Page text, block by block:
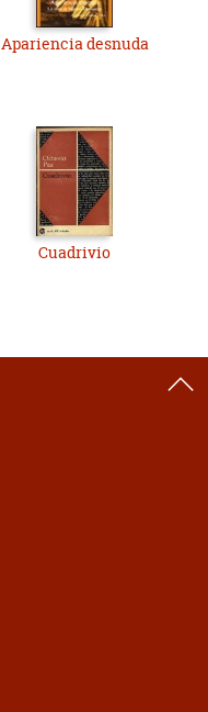
Apariencia desnuda
Cuadrivio